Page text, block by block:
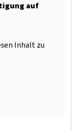
auf
Inhalt zu